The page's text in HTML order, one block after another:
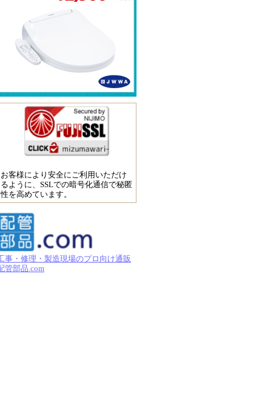
お客様により安全にご利用いただけ
るように、SSLでの暗号化通信で秘匿
性を高めています。
事・修理・製造現場のプロ向け通販
管部品.com